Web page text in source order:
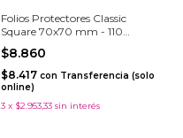
Folios Protectores Classic
Square 70x70 mm - 110
unidades
$8.860
$8.417 con Transferencia (solo
online)
3 x $2.953,33 sin interés